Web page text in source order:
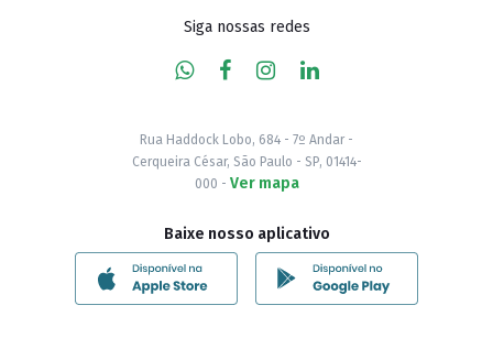
Siga nossas redes
Rua Haddock Lobo, 684 - 7º Andar -
Cerqueira César, São Paulo - SP, 01414-
000 - Ver mapa
Baixe nosso aplicativo